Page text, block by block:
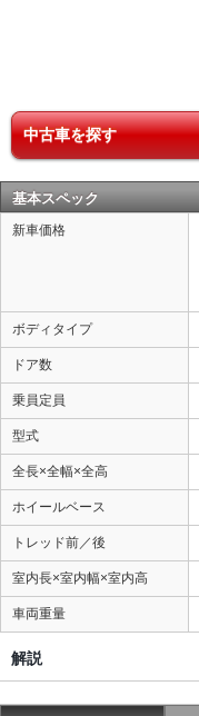
中古車を探す
基本スペック
新車価格
ボディタイプ
ドア数
乗員定員
型式
全長×全幅×全高
ホイールベース
トレッド前／後
室内長×室内幅×室内高
車両重量
解説